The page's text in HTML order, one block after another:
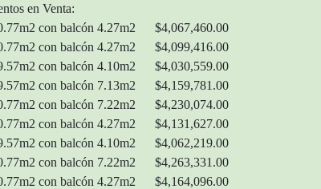
en Venta:
con balcón 4.27m2 $4,067,460.00
con balcón 4.27m2 $4,099,416.00
con balcón 4.10m2 $4,030,559.00
con balcón 7.13m2 $4,159,781.00
con balcón 7.22m2 $4,230,074.00
con balcón 4.27m2 $4,131,627.00
con balcón 4.10m2 $4,062,219.00
con balcón 7.22m2 $4,263,331.00
con balcón 4.27m2 $4,164,096.00